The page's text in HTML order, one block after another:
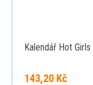
Kalendář Hot Girls
143,20 Kč